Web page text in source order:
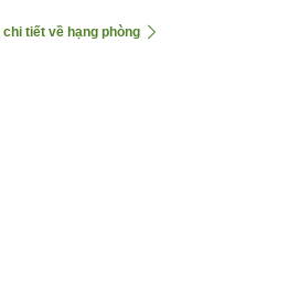
tiết về hạng phòng